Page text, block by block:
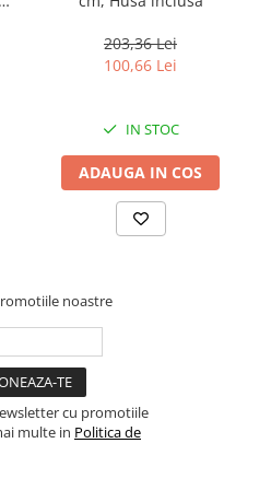
203,36 Lei
100,66 Lei
IN STOC
ADAUGA IN COS
noastre
cu promotiile
multe in Politica de